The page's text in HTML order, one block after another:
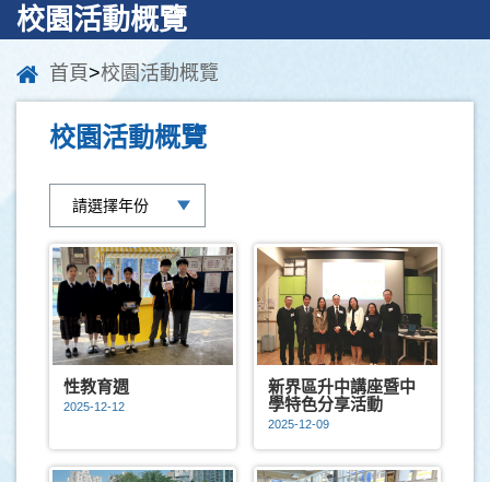
校園活動概覽
首頁>校園活動概覽
校園活動概覽
性教育週
2025-12-12
新界區升中講座暨中
學特色分享活動
2025-12-09